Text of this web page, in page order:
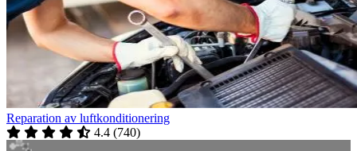
Reparation av luftkonditionering
4.4 (740)